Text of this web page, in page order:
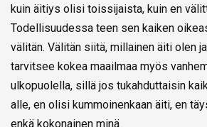
kuin äitiys olisi toissijaista, kuin en
Todellisuudessa teen sen kaiken
välitän. Välitän siitä, millainen äiti olen
tarvitsee kokea maailmaa myös
ulkopuolella, sillä jos tukahduttaisin
alle, en olisi kummoinenkaan äiti, en
enkä kokonainen minä.